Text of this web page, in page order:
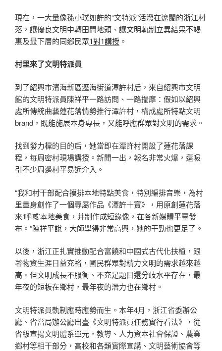
現在，一大量像孫小璞如許的“文特派”活潑在遼闊的浙江村
落，讓優良文明中轉田間地頭、讓文明軌制立異結果不竭
惠及最下層的同鄉民眾1對1講授 。
村里來了文明特派員
到了紹興市濱海新區瀝海街道潭許村后，來自紹興市文明
館的文明特派員陳祥平一路訪問、一路揣摩：假如以紹興
處所傳統曲藝蓮花落情勢推行潭許村，構成處所特點文明
brand，既能施展本身專長，又能呼應群眾對文明的需求。
找到發力標的目的后，她當即在潭許村開設了蓮花落課
程，每周密村現場講授。新聞一出，報名非常火爆，還吸
引不少周邊村平易近介入。
“我和村干部配合摸排本地特點美食，特別編排音樂，為村
里量身創作了一個專屬作品《潭許十寶》，用原創蓮花落
來‘呼喊’本地美食，并制作成短錄像，在各新媒體平臺發
布。”陳祥平說，大師學得非常高興，她的干勁也更足了。
以後，浙江正扎實推動配合富饒和中國式古代化扶植，跟
著物資生涯日益充裕，國民群眾對精力文明的需求越來越
高。但文明成長不服衡、不充足題目還分歧水平存在，最
年夜的短板在鄉村，最年夜的潛力也在鄉村。
文明特派員軌制應時應勢而生。本年4月，浙江省委辦公
廳、省當局辦公廳出臺《文明特派員任務實行看法》，從
省級宣揚文明體系單元，教導、人力資本社會保證、農業
鄉村等相干部分，高校和各類實際宣講、文明藝術協會等